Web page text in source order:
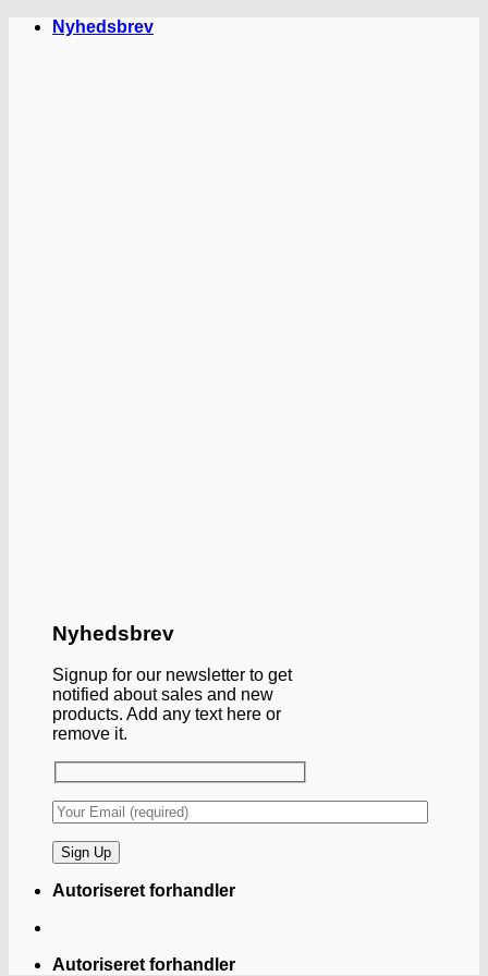
FortsætNyhedsbrev
Nyhedsbrev
Signup for our newsletter to get
notified about sales and new
products. Add any text here or
remove it.
Autoriseret forhandler
Autoriseret forhandler